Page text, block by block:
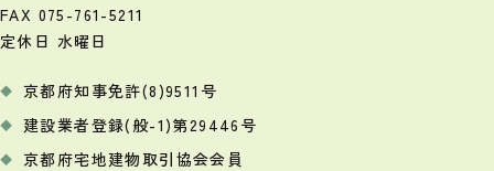
FAX 075-761-5211
定休日 水曜日
京都府知事免許(8)9511号
建設業者登録(般-1)第29446号
京都府宅地建物取引協会会員